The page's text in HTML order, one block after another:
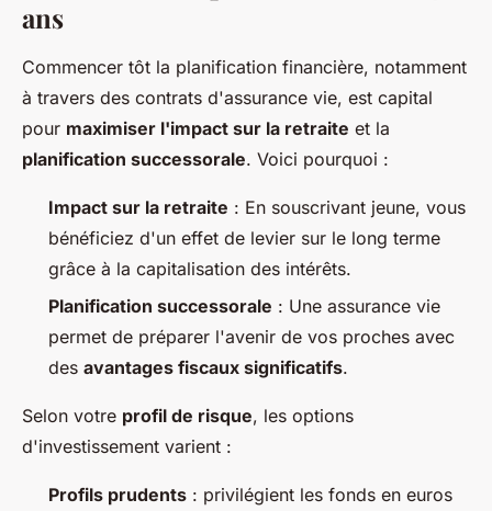
ans
Commencer tôt la planification financière, notamment
à travers des contrats d'assurance vie, est capital
pour maximiser l'impact sur la retraite et la
planification successorale. Voici pourquoi :
Impact sur la retraite : En souscrivant jeune, vous
bénéficiez d'un effet de levier sur le long terme
grâce à la capitalisation des intérêts.
Planification successorale : Une assurance vie
permet de préparer l'avenir de vos proches avec
des avantages fiscaux significatifs.
Selon votre profil de risque, les options
d'investissement varient :
Profils prudents : privilégient les fonds en euros